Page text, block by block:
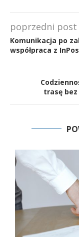
poprzedni post
Komunikacja po
współpraca z
trasę